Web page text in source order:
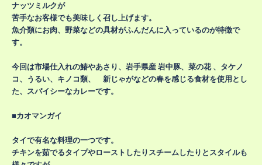
ナッツミルクが
苦手なお客様でも美味しく召し上げます。
魚介類にお肉、野菜などの具材がふんだんに入っているのが特徴で
す。
今回は市場仕入れの鰆やあさり、岩手県産 岩中豚、菜の花 、タケノ
コ、うるい、キノコ類、 新じゃがなどの春を感じる食材を使用とし
た、スパイシーなカレーです。
■カオマンガイ
タイで有名な料理の一つです。
チキンを茹でるタイプやローストしたりスチームしたりとスタイルも